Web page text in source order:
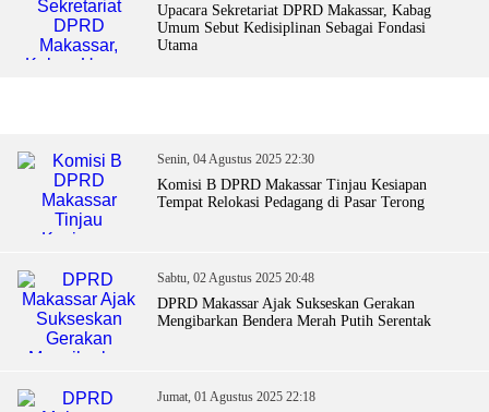
Upacara Sekretariat DPRD Makassar, Kabag
Umum Sebut Kedisiplinan Sebagai Fondasi
Utama
Senin, 04 Agustus 2025 22:30
Komisi B DPRD Makassar Tinjau Kesiapan
Tempat Relokasi Pedagang di Pasar Terong
Sabtu, 02 Agustus 2025 20:48
DPRD Makassar Ajak Sukseskan Gerakan
Mengibarkan Bendera Merah Putih Serentak
Jumat, 01 Agustus 2025 22:18